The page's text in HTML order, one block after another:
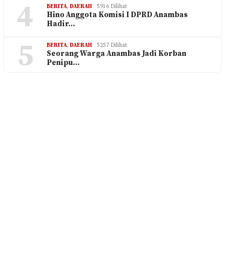
4 BERITA, DAERAH 5916 Dilihat
Hino Anggota Komisi I DPRD Anambas
Hadir…
5 BERITA, DAERAH 5257 Dilihat
Seorang Warga Anambas Jadi Korban
Penipu…